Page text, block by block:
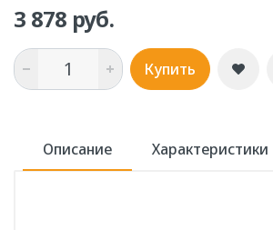
3 878 руб.
Купить
Описание Характеристики